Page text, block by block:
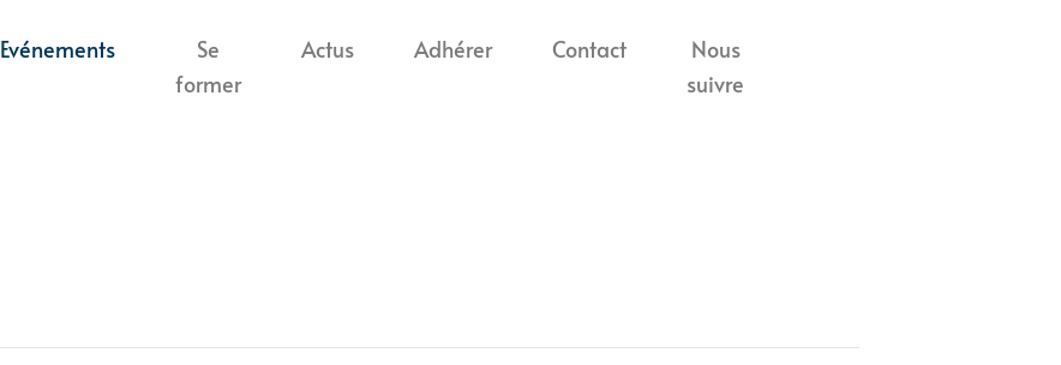
Evénements
Se
former
Actus Adhérer Contact
Nous
suivre